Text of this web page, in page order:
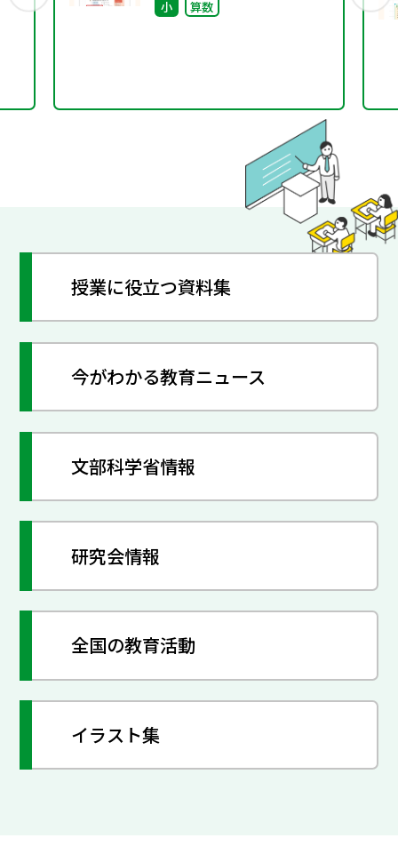
小 算数
授業に役立つ資料集
今がわかる教育ニュース
文部科学省情報
研究会情報
全国の教育活動
イラスト集